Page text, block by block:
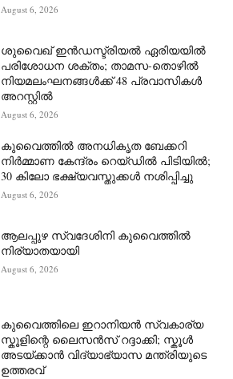
August 6, 2026
ശുവൈഖ് ഇൻഡസ്ട്രിയൽ ഏരിയയിൽ
പരിശോധന ശക്തം; താമസ-തൊഴിൽ
നിയമലംഘനങ്ങൾക്ക് 48 പ്രവാസികൾ
അറസ്റ്റിൽ
August 6, 2026
കുവൈത്തിൽ അനധികൃത ബേക്കറി
നിർമ്മാണ കേന്ദ്രം റെയ്ഡിൽ പിടിയിൽ;
30 കിലോ ഭക്ഷ്യവസ്തുക്കൾ നശിപ്പിച്ചു
August 6, 2026
ആലപ്പുഴ സ്വദേശിനി കുവൈത്തിൽ
നിര്യാതയായി
August 6, 2026
കുവൈത്തിലെ ഇറാനിയൻ സ്വകാര്യ
സ്കൂളിന്റെ ലൈസൻസ് റദ്ദാക്കി; സ്കൂൾ
അടയ്ക്കാൻ വിദ്യാഭ്യാസ മന്ത്രിയുടെ
ഉത്തരവ്